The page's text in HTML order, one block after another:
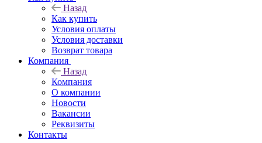
Назад
Как купить
Условия оплаты
Условия доставки
Возврат товара
Компания
Назад
Компания
О компании
Новости
Вакансии
Реквизиты
Контакты